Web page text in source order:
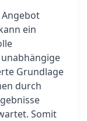
Angebot
ein
Grundlage
durch
Somit